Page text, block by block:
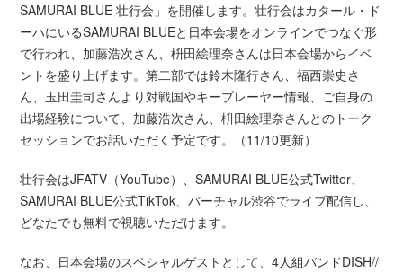
SAMURAI BLUE 壮行会」を開催します。壮行会はカタール・ド
ーハにいるSAMURAI BLUEと日本会場をオンラインでつなぐ形
で行われ、加藤浩次さん、枡田絵理奈さんは日本会場からイベ
ントを盛り上げます。第二部では鈴木隆行さん、福西崇史さ
ん、玉田圭司さんより対戦国やキープレーヤー情報、ご自身の
出場経験について、加藤浩次さん、枡田絵理奈さんとのトーク
セッションでお話いただく予定です。（11/10更新）
壮行会はJFATV（YouTube）、SAMURAI BLUE公式Twitter、
SAMURAI BLUE公式TikTok、バーチャル渋谷でライブ配信し、
どなたでも無料で視聴いただけます。
なお、日本会場のスペシャルゲストとして、4人組バンドDISH//